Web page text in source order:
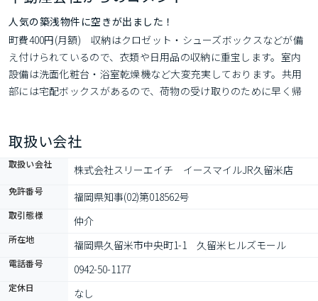
人気の築浅物件に空きが出ました！
町費400円(月額)　収納はクロゼット・シューズボックスなどが備
え付けられているので、衣類や日用品の収納に重宝します。室内
設備は洗面化粧台・浴室乾燥機など大変充実しております。共用
部には宅配ボックスがあるので、荷物の受け取りのために早く帰
バルコニー付きのマンションでおすすめです。
取扱い会社
取扱い会社 株式会社スリーエイチ　イースマイルJR久留米店
免許番号 福岡県知事(02)第018562号
取引態様 仲介
所在地 福岡県久留米市中央町1-1　久留米ヒルズモール
電話番号 0942-50-1177
定休日 なし